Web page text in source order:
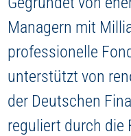
Managern mit
professionelle
unterstützt von
der Deutschen
reguliert durch die